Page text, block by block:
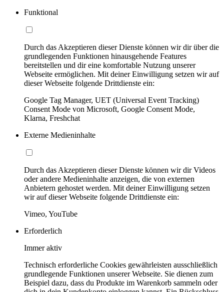
Funktional
Durch das Akzeptieren dieser Dienste können wir dir über die
grundlegenden Funktionen hinausgehende Features
bereitstellen und dir eine komfortable Nutzung unserer
Webseite ermöglichen. Mit deiner Einwilligung setzen wir auf
dieser Webseite folgende Drittdienste ein:
Google Tag Manager, UET (Universal Event Tracking)
Consent Mode von Microsoft, Google Consent Mode,
Klarna, Freshchat
Externe Medieninhalte
Durch das Akzeptieren dieser Dienste können wir dir Videos
oder andere Medieninhalte anzeigen, die von externen
Anbietern gehostet werden. Mit deiner Einwilligung setzen
wir auf dieser Webseite folgende Drittdienste ein:
Vimeo, YouTube
Erforderlich
Immer aktiv
Technisch erforderliche Cookies gewährleisten ausschließlich
grundlegende Funktionen unserer Webseite. Sie dienen zum
Beispiel dazu, dass du Produkte im Warenkorb sammeln oder